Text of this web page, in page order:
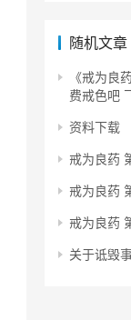
随机文章
《戒为良
费戒色吧
资料下载
戒为良药
戒为良药
戒为良药
关于诋毁